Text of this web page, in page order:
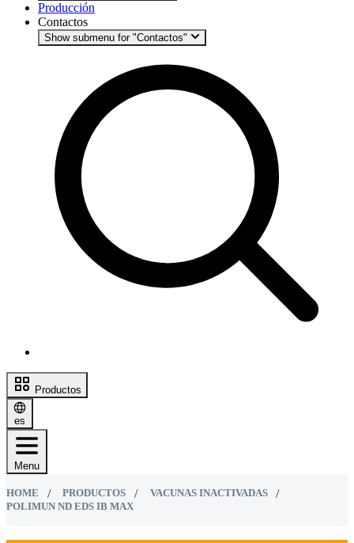
Producción
Contactos
Show submenu for "Contactos"
Productos
es
Menu
HOME PRODUCTOS
VACUNAS INACTIVADAS
POLIMUN ND EDS IB MAX